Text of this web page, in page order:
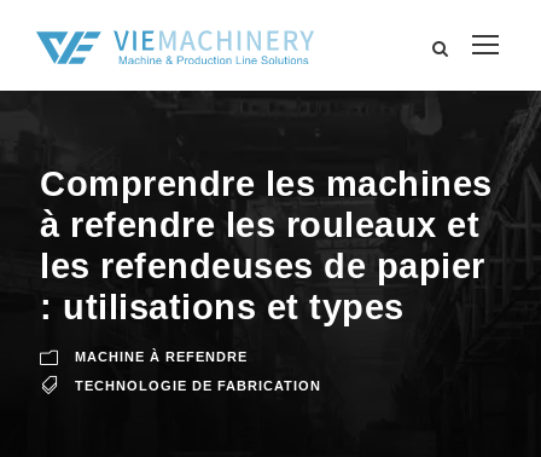
Comprendre les machines
à refendre les rouleaux et
les refendeuses de papier
: utilisations et types
MACHINE À REFENDRE
TECHNOLOGIE DE FABRICATION